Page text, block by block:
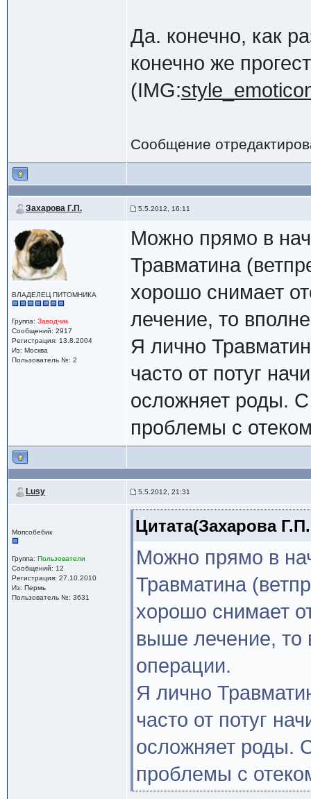
Да. конечно, как
конечно же
(IMG:
Сообщение
Захарова Г.П. 5.5.2012, 16:11
ВЛАДЕЛЕЦ ПИТОМНИКА
Группа: Заводчик
Сообщений: 2917
Регистрация: 13.8.2004
Из: Москва
Пользователь №: 2
Можно прямо в
Травматина
хорошо снимает
лечение, то
Я лично
часто от потуг
осложняет роды. С
проблемы с
Lusy 5.5.2012, 21:31
Мопсобебик
Группа: Пользователи
Сообщений: 12
Регистрация: 27.10.2010
Из: Пермь
Пользователь №: 3631
Цитата(Захарова
Можно прямо в
Травматина
хорошо снимает
выше лечение, то
операции.
Я лично
часто от потуг
осложняет роды.
проблемы с